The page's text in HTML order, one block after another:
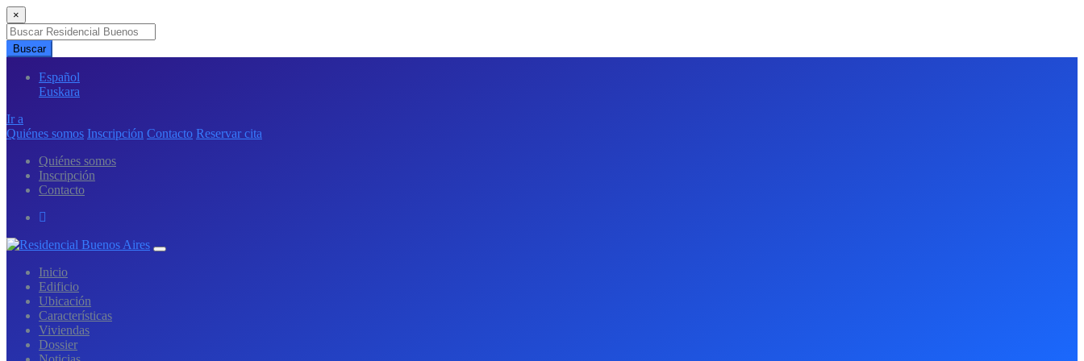
×
Buscar
Español
Euskara
Ir a
Quiénes somos Inscripción Contacto Reservar cita
Quiénes somos
Inscripción
Contacto
Inicio
Edificio
Ubicación
Características
Viviendas
Dossier